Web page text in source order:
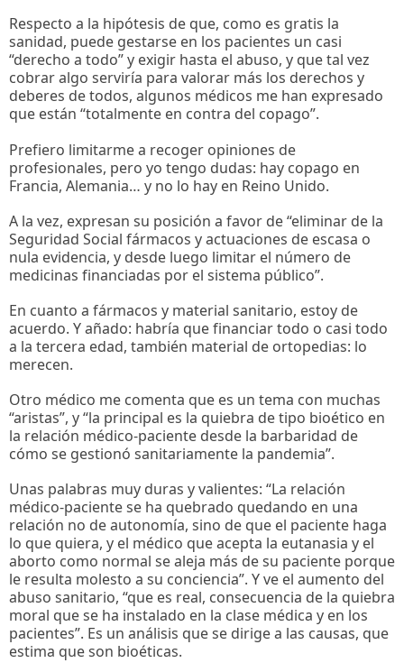
Respecto a la hipótesis de que, como es gratis la
sanidad, puede gestarse en los pacientes un casi
“derecho a todo” y exigir hasta el abuso, y que tal vez
cobrar algo serviría para valorar más los derechos y
deberes de todos, algunos médicos me han expresado
que están “totalmente en contra del copago”.
Prefiero limitarme a recoger opiniones de
profesionales, pero yo tengo dudas: hay copago en
Francia, Alemania… y no lo hay en Reino Unido.
A la vez, expresan su posición a favor de “eliminar de la
Seguridad Social fármacos y actuaciones de escasa o
nula evidencia, y desde luego limitar el número de
medicinas financiadas por el sistema público”.
En cuanto a fármacos y material sanitario, estoy de
acuerdo. Y añado: habría que financiar todo o casi todo
a la tercera edad, también material de ortopedias: lo
merecen.
Otro médico me comenta que es un tema con muchas
“aristas”, y “la principal es la quiebra de tipo bioético en
la relación médico-paciente desde la barbaridad de
cómo se gestionó sanitariamente la pandemia”.
Unas palabras muy duras y valientes: “La relación
médico-paciente se ha quebrado quedando en una
relación no de autonomía, sino de que el paciente haga
lo que quiera, y el médico que acepta la eutanasia y el
aborto como normal se aleja más de su paciente porque
le resulta molesto a su conciencia”. Y ve el aumento del
abuso sanitario, “que es real, consecuencia de la quiebra
moral que se ha instalado en la clase médica y en los
pacientes”. Es un análisis que se dirige a las causas, que
estima que son bioéticas.